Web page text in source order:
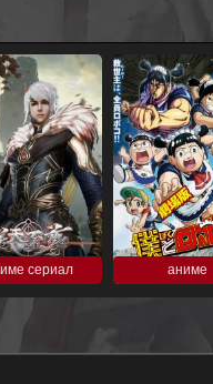
сериал аниме